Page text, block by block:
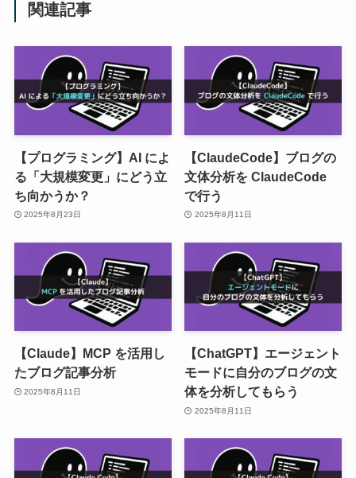
関連記事
【プログラミング】AI によ
る「大規模変更」にどう立
ち向かうか？
2025年8月23日
【ClaudeCode】ブログの
文体分析を ClaudeCode
で行う
2025年8月11日
【Claude】MCP を活用し
たブログ記事分析
2025年8月11日
【ChatGPT】エージェント
モードに自分のブログの文
体を分析してもらう
2025年8月11日